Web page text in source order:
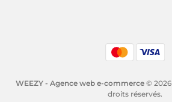
WEEZY - Agence web e-commerce© 2026
droits réservés.